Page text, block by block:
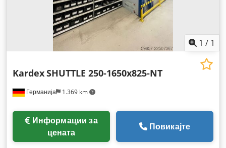
1 / 1
Германија 1.369 km
KardexSHUTTLE 250-1650x825-NT
цената
Повикајте